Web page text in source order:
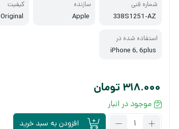
شماره فنی
338S1251-AZ
سازنده
Apple
کیفیت
Original
استفاده شده در
iPhone 6, 6plus
318.000 تومان
موجود در انبار
تعداد:
افزودن به سبد خرید